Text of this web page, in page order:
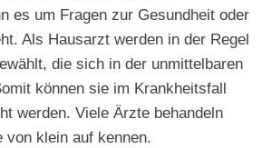
es um Fragen zur Gesundheit oder
Als Hausarzt werden in der Regel
die sich in der unmittelbaren
können sie im Krankheitsfall
werden. Viele Ärzte behandeln
von klein auf kennen.